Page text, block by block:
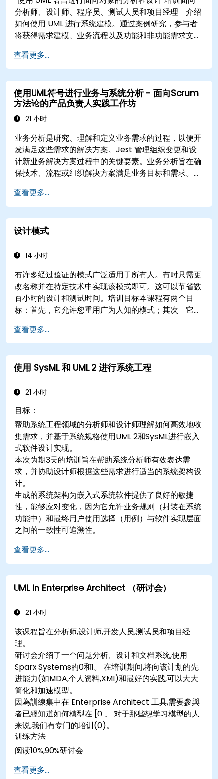
分析师、设计师、程序员、测试人员和项目经理，介绍
如何使用 UML 进行系统建模。通过案例研究，参与者
将获得需求建模、业务流程以及功能和非功能需求文档
态设计阶段以及建模工具的实际应用Enterprise
Architect。该培训为企业在软件开发的各个阶段使用
UML 进行有效的流程建模奠定了坚实的基础。
查看更多...
使用UML符号进行业务与系统分析 - 面向Scrum
方法论的产品负责人实践工作坊
21 小时
业务分析是研究、理解和定义业务需求的过程，以便开
发满足这些需求的解决方案。Jest 管理组织变更和设
计新业务解决方案过程中的关键要素。业务分析旨在确
保技术、流程或组织解决方案满足业务目标和需求。
业务需求，确保项目有效性和组织变革的关键因素。
查看更多...
设计模式
14 小时
有许多经过验证的模式广泛适用于所有人。有时只需更
改名称并在特定技术中实现该模式即可。这可以节省数
百小时的设计和测试时间。培训目标本课程有两个目
标：首先，它允许您重用广为人知的模式；其次，它允
式如何降低成本，系统化设计过程，并基于您的模式生
成代码框架。受众软件设计师、业务分析师、项目经
理、程序员和开发人员，以及运营经理和软件部门经
理。课程风格本课程专注于用例及其与特定模式的关
（如果课程为封闭课程，语言可以更改）。它引导您了
中重用的模式。
查看更多...
使用 SysML 和 UML 2 进行系统工程
21 小时
目标：
帮助系统工程领域的分析师和设计师理解如何高效地收
集需求，并基于系统规格使用UML 2和SysML进行嵌入
式软件设计实现。
本次为期3天的培训旨在帮助系统分析师有效表达需
求，并协助设计师根据这些需求进行适当的系统架构设
计。
生成的系统架构为嵌入式系统软件提供了良好的敏捷
性，能够应对变化，因为它允许业务规则（封装在系统
功能中）和最终用户使用选择（用例）与软件实现层面
之间的一致性可追溯性。
查看更多...
UML in Enterprise Architect （研讨会）
21 小时
该课程旨在分析师,设计师,开发人员,测试员和项目经
理。
研讨会介绍了一个问题分析、设计和文档系统,使用
Sparx Systems的0和1。 在培训期间,将向该计划的先
进能力(如MDA,个人资料,XMI)和最好的实践,可以大大
简化和加速模型。
因為訓練集中在 Enterprise Architect 工具,需要參與
者已經知道如何模型在 [0 。 对于那些想学习模型的人
来说,我们有专门的培训(0)。
训练方法
阅读10%,90%研讨会
查看更多...